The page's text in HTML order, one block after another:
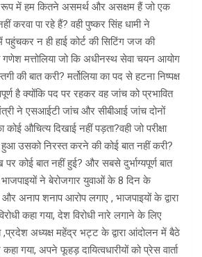
रूप में हम कितने असमर्थ और असक्षम हैं जो एक
करवा पा रहे हैं? वही पुष्कर सिंह धामी ने
पहुंचकर न ही हाई कोर्ट की सिटिंग जज की
गणेश मत्तोलिया जो कि अधीनस्थ सेवा चयन आयोग
की बात करी? मर्तोलिया का पद से हटना निष्पक्ष
है क्योंकि पद पर रहकर वह जांच को प्रभावित
ने एसआईटी जांच और सीबीआई जांच दोनों
औचित्य दिखाई नहीं पड़ता?वही जो परीक्षा
उसको निरस्त करने की कोई बात नहीं करी?
पर कोई बात नहीं हुई? और सबसे दुर्भाग्यपूर्ण बात
ने बेरोजगार युवाओं के 8 दिन के
अनाप शनाप आरोप लगाए , भाजपाइयों के द्वारा
कहा गया, देश विरोधी नारे लगाने के लिए
अध्यक्ष महेंद्र भट्ट के द्वारा आंदोलन में बैठे
गया, अपने फूहड़ दायित्वधारीयों को प्रेस वार्ता